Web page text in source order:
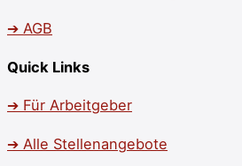
➔ AGB
Quick Links
➔ Für Arbeitgeber
➔ Alle Stellenangebote